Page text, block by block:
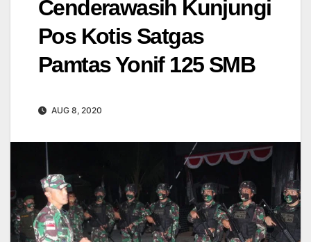
Cenderawasih Kunjungi
Pos Kotis Satgas
Pamtas Yonif 125 SMB
AUG 8, 2020